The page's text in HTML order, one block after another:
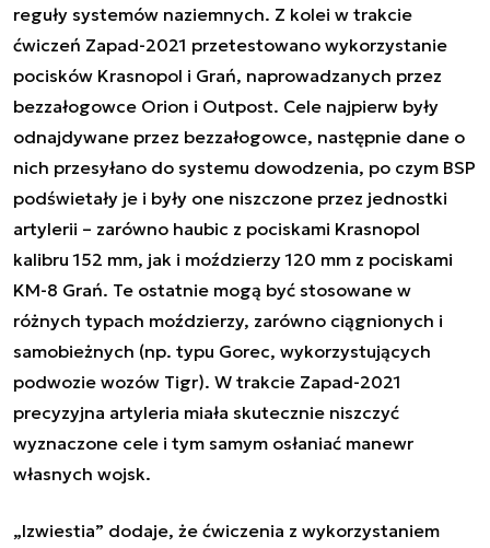
reguły systemów naziemnych. Z kolei w trakcie
ćwiczeń Zapad-2021 przetestowano wykorzystanie
pocisków Krasnopol i Grań, naprowadzanych przez
bezzałogowce Orion i Outpost. Cele najpierw były
odnajdywane przez bezzałogowce, następnie dane o
nich przesyłano do systemu dowodzenia, po czym BSP
podświetały je i były one niszczone przez jednostki
artylerii – zarówno haubic z pociskami Krasnopol
kalibru 152 mm, jak i moździerzy 120 mm z pociskami
KM-8 Grań. Te ostatnie mogą być stosowane w
różnych typach moździerzy, zarówno ciągnionych i
samobieżnych (np. typu Gorec, wykorzystujących
podwozie wozów Tigr). W trakcie Zapad-2021
precyzyjna artyleria miała skutecznie niszczyć
wyznaczone cele i tym samym osłaniać manewr
własnych wojsk.
„Izwiestia” dodaje, że ćwiczenia z wykorzystaniem